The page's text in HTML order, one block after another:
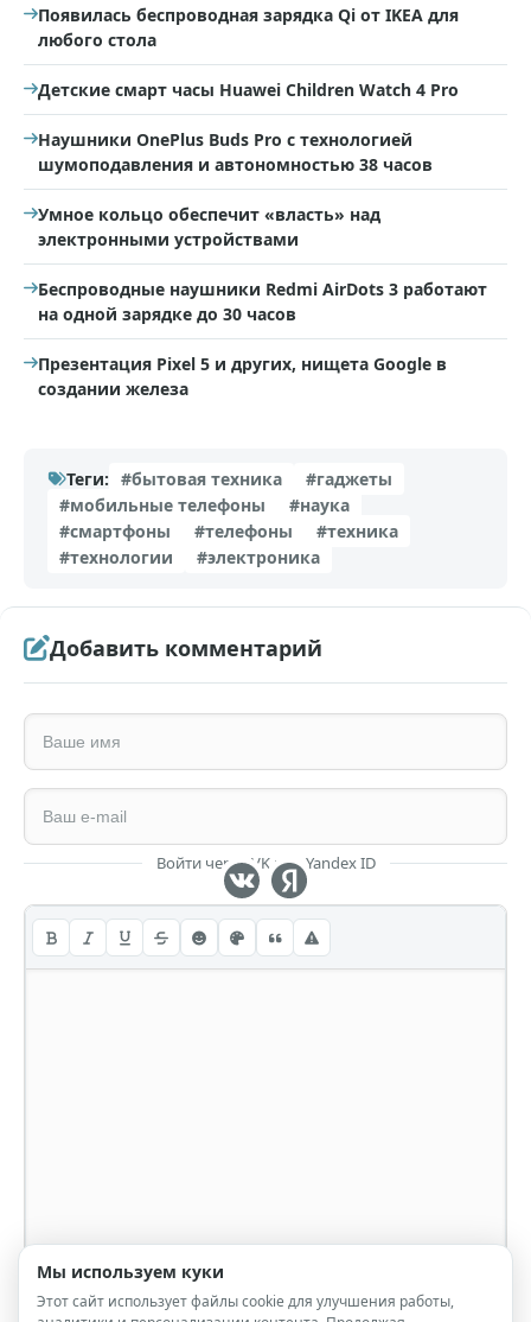
Появилась беспроводная зарядка Qi от IKEA для
любого стола
Детские смарт часы Huawei Children Watch 4 Pro
Наушники OnePlus Buds Pro с технологией
шумоподавления и автономностью 38 часов
Умное кольцо обеспечит «власть» над
электронными устройствами
Беспроводные наушники Redmi AirDots 3 работают
на одной зарядке до 30 часов
Презентация Pixel 5 и других, нищета Google в
создании железа
Теги: #бытовая техника
#гаджеты
#мобильные телефоны
#наука
#смартфоны
#телефоны
#техника
#технологии
#электроника
Добавить комментарий
Войти через VK или Yandex ID
Мы используем куки
Этот сайт использует файлы cookie для улучшения работы,